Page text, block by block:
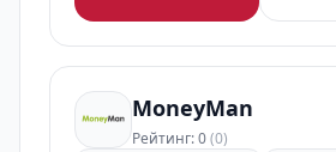
MoneyMan
Рейтинг: 0(0)